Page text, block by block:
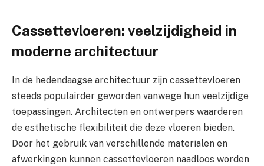
Cassettevloeren: veelzijdigheid in
moderne architectuur
In de hedendaagse architectuur zijn cassettevloeren
steeds populairder geworden vanwege hun veelzijdige
toepassingen. Architecten en ontwerpers waarderen
de esthetische flexibiliteit die deze vloeren bieden.
Door het gebruik van verschillende materialen en
afwerkingen kunnen cassettevloeren naadloos worden